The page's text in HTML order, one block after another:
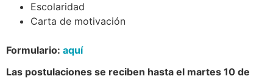
Escolaridad
Carta de motivación
Formulario: aquí
Las postulaciones se reciben hasta el martes 10 de